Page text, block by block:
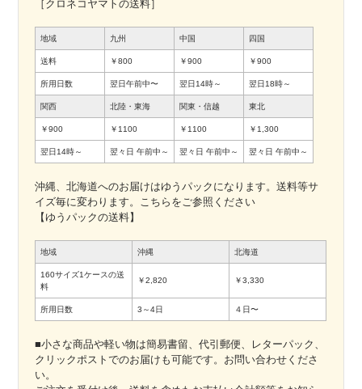
［クロネコヤマトの送料］
地域 九州 中国 四国
送料 ￥800 ￥900 ￥900
所用日数 翌日午前中〜 翌日14時～ 翌日18時～
関西 北陸・東海 関東・信越 東北
￥900 ￥1100 ￥1100 ￥1,300
翌日14時～ 翌々日 午前中～ 翌々日 午前中～ 翌々日 午前中～
沖縄、北海道へのお届けはゆうパックになります。送料等サ
イズ毎に変わります。こちらをご参照ください
【ゆうパックの送料】
地域 沖縄 北海道
160サイズ1ケースの送
料
￥2,820 ￥3,330
所用日数 3～4日 ４日〜
■小さな商品や軽い物は簡易書留、代引郵便、レターパック、
クリックポストでのお届けも可能です。お問い合わせくださ
い。